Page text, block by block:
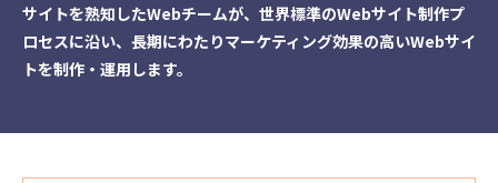
サイトを熟知したWebチームが、世界標準のWebサイト制作プ
ロセスに沿い、長期にわたりマーケティング効果の高いWebサイ
トを制作・運用します。